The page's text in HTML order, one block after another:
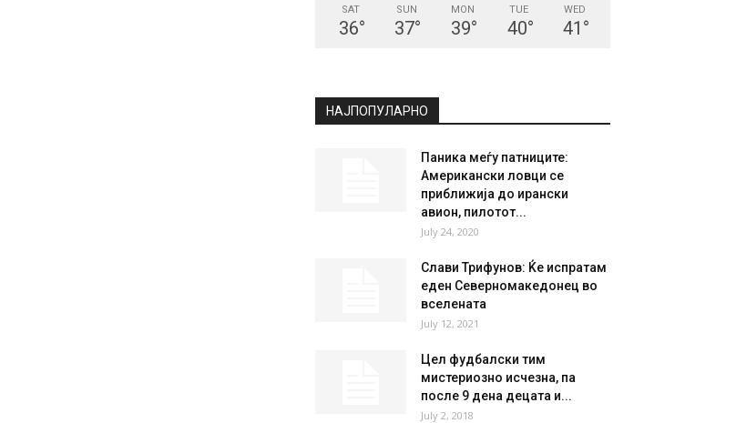
SAT
36°
SUN
37°
MON
39°
TUE
40°
WED
41 °
НАЈПОПУЛАРНО
Паника меѓу патниците:
Американски ловци се
приближија до ирански
авион, пилотот...
July 24, 2020
Слави Трифунов: Ќе испратам
еден Северномакедонец во
вселената
July 12, 2021
Цел фудбалски тим
мистериозно исчезна, па
после 9 дена децата и...
July 2, 2018